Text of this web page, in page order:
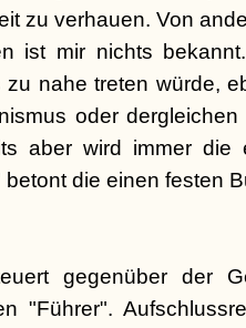
zu verhauen. Von
ist mir nichts
nahe treten würde,
oder
aber wird immer die
betont die einen festen
gegenüber der
"Führer".